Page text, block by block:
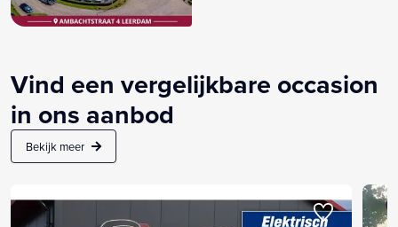
Vind een vergelijkbare occasion
in ons aanbod
Bekijk meer